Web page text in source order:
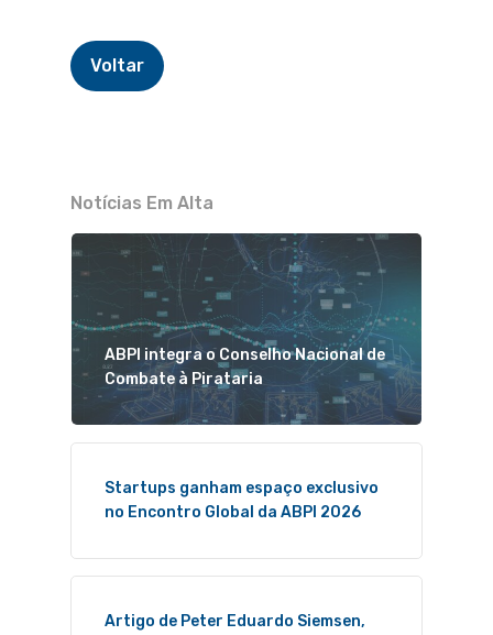
Voltar
Notícias Em Alta
ABPI integra o Conselho Nacional de
Combate à Pirataria
Startups ganham espaço exclusivo
no Encontro Global da ABPI 2026
Artigo de Peter Eduardo Siemsen,